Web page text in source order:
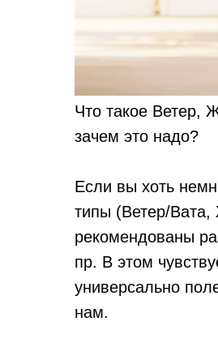
Что такое Ветер,
зачем это надо?
Если вы хоть
типы (Ветер/
рекомендованы
пр. В этом
универсально
нам.